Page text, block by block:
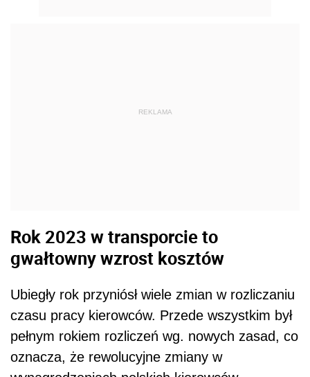
REKLAMA
Rok 2023 w transporcie to
gwałtowny wzrost kosztów
Ubiegły rok przyniósł wiele zmian w rozliczaniu
czasu pracy kierowców. Przede wszystkim był
pełnym rokiem rozliczeń wg. nowych zasad, co
oznacza, że rewolucyjne zmiany w